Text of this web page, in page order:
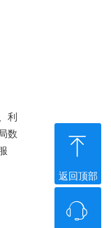
利
数
ꁱ
返回顶部
ꁸ